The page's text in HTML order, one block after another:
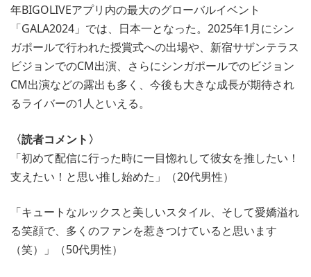
年BIGOLIVEアプリ内の最大のグローバルイベント
「GALA2024」では、日本一となった。2025年1月にシン
ガポールで行われた授賞式への出場や、新宿サザンテラス
ビジョンでのCM出演、さらにシンガポールでのビジョン
CM出演などの露出も多く、今後も大きな成長が期待され
るライバーの1人といえる。
〈読者コメント〉
「初めて配信に行った時に一目惚れして彼女を推したい！
支えたい！と思い推し始めた」（20代男性）
「キュートなルックスと美しいスタイル、そして愛嬌溢れ
る笑顔で、多くのファンを惹きつけていると思います
（笑）」（50代男性）